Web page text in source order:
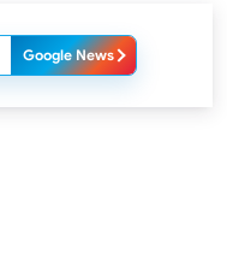
Google News